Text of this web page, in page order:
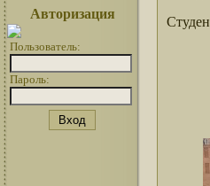
Авторизация
Пользователь:
Пароль: